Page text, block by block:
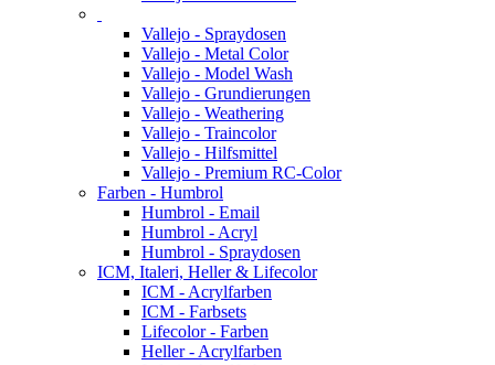
Vallejo - Spraydosen
Vallejo - Metal Color
Vallejo - Model Wash
Vallejo - Grundierungen
Vallejo - Weathering
Vallejo - Traincolor
Vallejo - Hilfsmittel
Vallejo - Premium RC-Color
Farben - Humbrol
Humbrol - Email
Humbrol - Acryl
Humbrol - Spraydosen
ICM, Italeri, Heller & Lifecolor
ICM - Acrylfarben
ICM - Farbsets
Lifecolor - Farben
Heller - Acrylfarben